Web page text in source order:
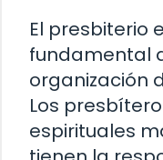
El presbiterio
fundamental
organización
Los
espirituales